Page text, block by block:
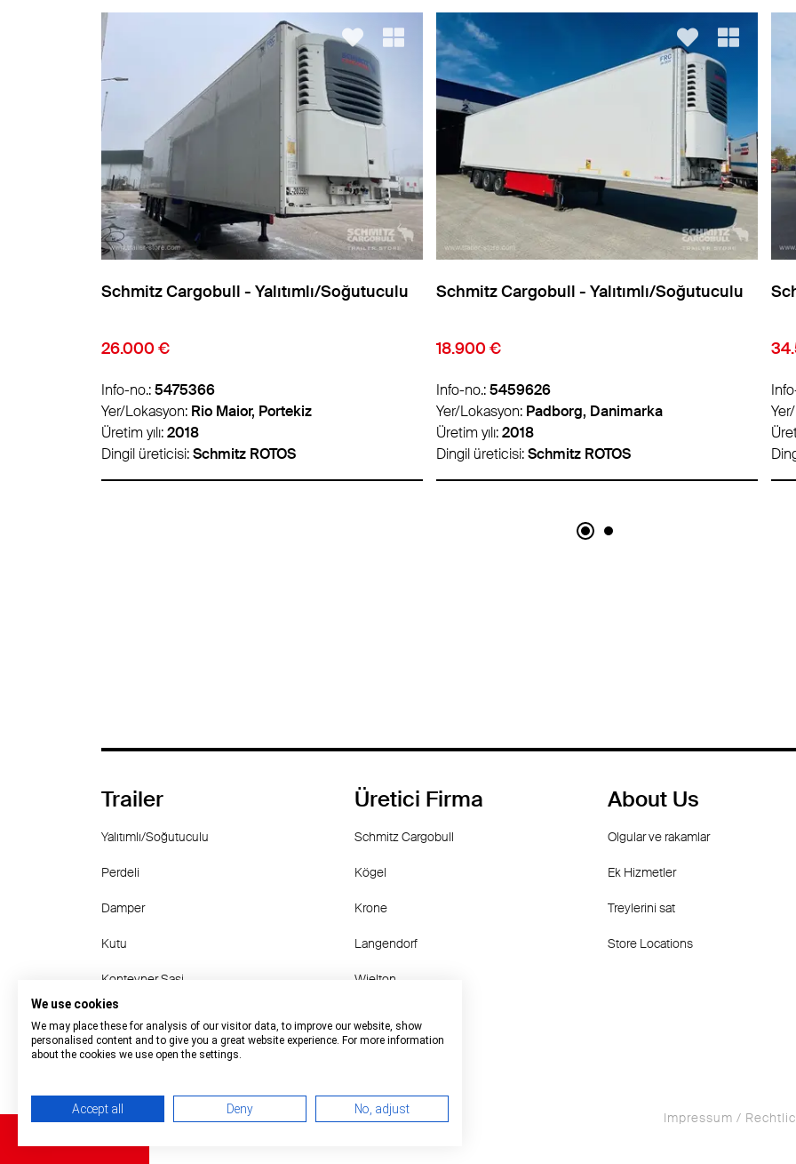
Schmitz Cargobull - Yalıtımlı/Soğutuculu
18.900 €
Info-no.:5459626
Yer/Lokasyon: Padborg, Danimarka
Üretim yılı:2018
Dingil üreticisi:Schmitz ROTOS
Schmitz Cargobull - Yalıtımlı/Soğutuculu
34.500 €
Info-no.:5484552
Yer/Lokasyon: Lyon, Fransa
Üretim yılı:2019
Dingil üreticisi:Schmitz ROTOS
Trailer
Yalıtımlı/Soğutuculu
Perdeli
Damper
Kutu
Konteyner Şasi
Üretici Firma
Schmitz Cargobull
Kögel
Krone
Langendorf
Wielton
About Us
Olgular ve rakamlar
Ek Hizmetler
Treylerini sat
Store Locations
Impressum /
We use cookies
We may place these for analysis of our visitor data, to improve our website, show
personalised content and to give you a great website experience. For more information
about the cookies we use open the settings.
Accept all Deny No, adjust